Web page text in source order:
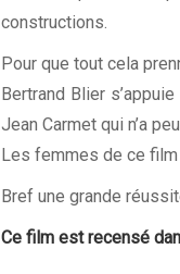
constructions.
Pour que tout cela
Bertrand Blier
Jean Carmet qui n’a
Les femmes de ce
Bref une grande
Ce film est recensé